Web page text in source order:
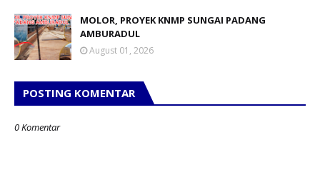
MOLOR, PROYEK KNMP SUNGAI PADANG
AMBURADUL
August 01, 2026
POSTING KOMENTAR
0 Komentar